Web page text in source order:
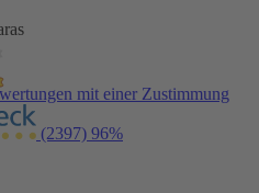
mit einer Zustimmung
(2397) 96%